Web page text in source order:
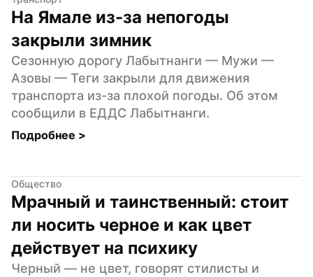
На Ямале из-за непогоды
закрыли зимник
Сезонную дорогу Лабытнанги — Мужи —
Азовы — Теги закрыли для движения
транспорта из-за плохой погоды. Об этом
сообщили в ЕДДС Лабытнанги.
Подробнее >
Общество
Мрачный и таинственный: стоит
ли носить черное и как цвет
действует на психику
Черный — не цвет, говорят стилисты и